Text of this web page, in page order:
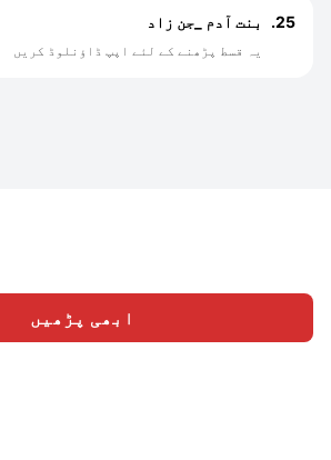
ابھی پڑھیں
25. بنت آدم _جن زاد
یہ قسط پڑھنے کے لئے اپپ ڈاؤنلوڈ کریں
ہوم اقسام لکھیں